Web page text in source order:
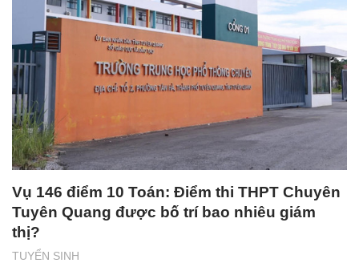
TUYỂN SINH
Vụ 146 điểm 10 Toán: Điểm thi THPT Chuyên
Tuyên Quang được bố trí bao nhiêu giám
thị?